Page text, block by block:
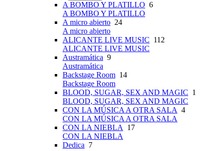
A BOMBO Y PLATILLO 6
A BOMBO Y PLATILLO
A micro abierto 24
A micro abierto
ALICANTE LIVE MUSIC 112
ALICANTE LIVE MUSIC
Austramática 9
Austramática
Backstage Room 14
Backstage Room
BLOOD, SUGAR, SEX AND MAGIC 1
BLOOD, SUGAR, SEX AND MAGIC
CON LA MÚSICA A OTRA SALA 4
CON LA MÚSICA A OTRA SALA
CON LA NIEBLA
17
CON LA NIEBLA
Dedica 7